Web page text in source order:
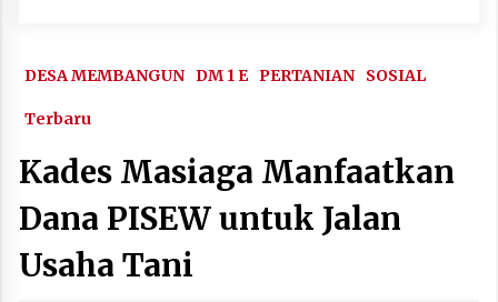
DESA MEMBANGUN DM 1 E PERTANIAN SOSIAL
Terbaru
Kades Masiaga Manfaatkan
Dana PISEW untuk Jalan
Usaha Tani